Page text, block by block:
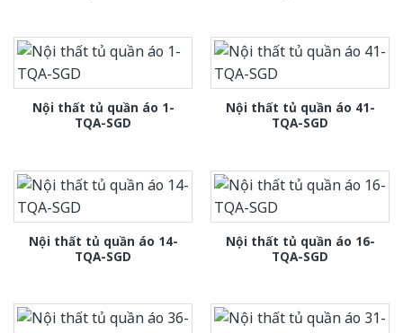
Nội thất tủ quần áo 1-
TQA-SGD
Nội thất tủ quần áo 41-
TQA-SGD
Nội thất tủ quần áo 14-
TQA-SGD
Nội thất tủ quần áo 16-
TQA-SGD